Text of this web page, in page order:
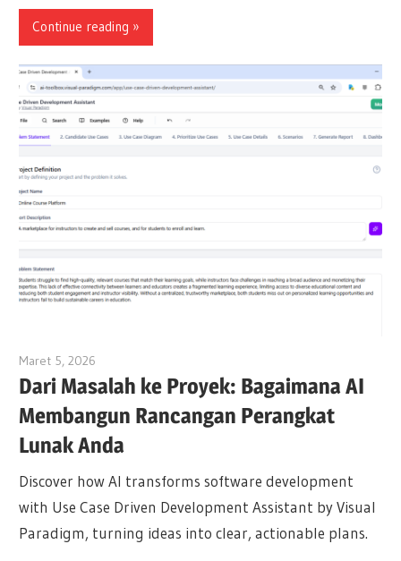
Continue reading
Maret 5, 2026
Dari Masalah ke Proyek: Bagaimana AI
Membangun Rancangan Perangkat
Lunak Anda
Discover how AI transforms software development
with Use Case Driven Development Assistant by Visual
Paradigm, turning ideas into clear, actionable plans.